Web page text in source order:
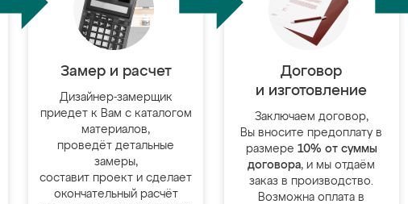
Замер и расчет
Дизайнер-замерщик
приедет к Вам с каталогом
материалов,
проведёт детальные
замеры,
составит проект и сделает
окончательный расчёт
Договор
и изготовление
Заключаем договор,
Вы вносите предоплату в
размере 10% от суммы
договора, и мы отдаём
заказ в производство.
Возможна оплата в